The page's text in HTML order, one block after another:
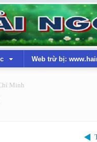
Web trừ bị:
Minh